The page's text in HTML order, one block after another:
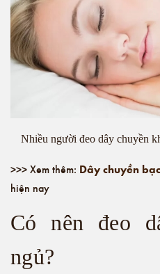
Nhiều người đeo dây chuyền
>>> Xem thêm: Dây chuyền bạc
hiện nay
Có nên đeo
ngủ?